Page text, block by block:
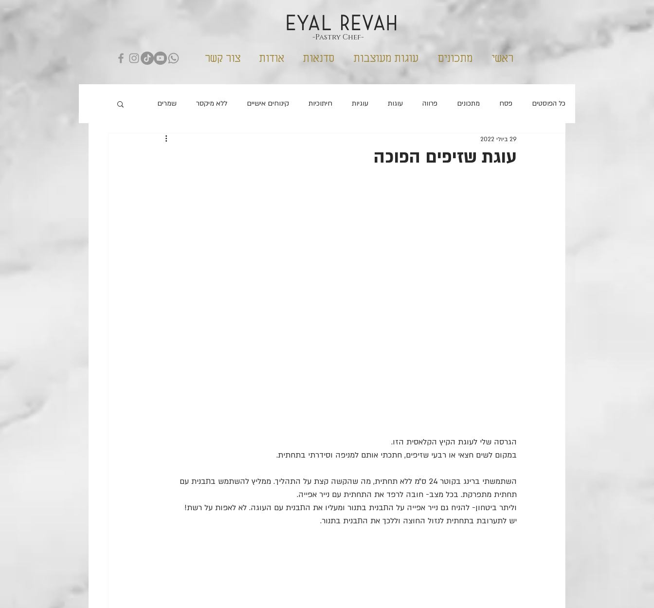
EYAL REVAH
-Pastry Chef-
ראשי מתכונים עוגות מעוצבות סדנאות אודות צור קשר
כל הפוסטים פסח מתכונים פרווה עוגות עוגיות חיתוכיות קינוחים אישיים ללא מיקסר שמרים
ללא סוכר
עוגת שזיפים הפוכה
29 ביולי 2022
הגרסה שלי לעוגת הקיץ הקלאסית הזו.
במקום לשים חצאי או רבעי שזיפים, חתכתי אותם למניפה וסידרתי בתחתית.
השתמשתי ברינג בקוטר 24 ס״מ ללא תחתית, מה שהקשה קצת על התהליך. ממליץ להשתמש בתבנית עם
תחתית מתפרקת. בכל מצב- חובה לרפד את התחתית עם נייר אפייה.
וליתר ביטחון- להניח גם נייר אפייה על התבנית בתנור ומעליו את התבנית עם העוגה. לא לאפות על רשת!
יש לתערובת בתחתית לנזול החוצה וללכך את התבנית בתנור.